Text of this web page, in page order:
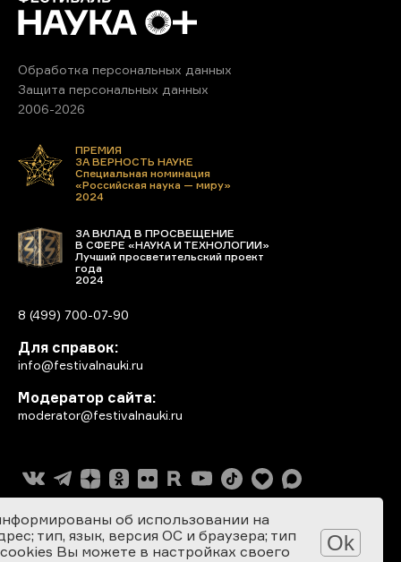
Обработка персональных данных
Защита персональных данных
2006-2026
ПРЕМИЯ
ЗА ВЕРНОСТЬ НАУКЕ
Специальная номинация
«Российская наука — миру»
2024
ЗА ВКЛАД В ПРОСВЕЩЕНИЕ
В СФЕРЕ «НАУКА И ТЕХНОЛОГИИ»
Лучший просветительский проект
года
2024
8 (499) 700-07-90
Для справок:
info@festivalnauki.ru
Модератор сайта:
moderator@festivalnauki.ru
об использовании на
тип, язык, версия ОС и браузера; тип
Вы можете в настройках своего
Ok